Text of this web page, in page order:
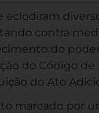
eclodiram
contra
do
do Código de
do Ato
marcado por